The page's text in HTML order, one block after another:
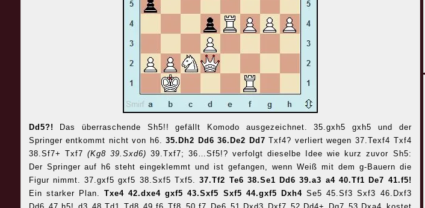
Dd5?!
Das überraschende Sh5!! gefällt Komodo ausgezeichnet. 35.gxh5 gxh5 und der
Springer entkommt nicht von h6.35.Dh2 Dd6 36.De2 Dd7Txf4? verliert wegen 37.Texf4 Txf4
38.Sf7+ Txf7 (Kg8 39.Sxd6) 39.Txf7; 36…Sf5!? verfolgt dieselbe Idee wie kurz zuvor Sh5:
Der Springer auf h6 steht eingeklemmt und ist gefangen, wenn Weiß mit dem g-Bauern die
Figur nimmt.37.gxf5 gxf5 38.Sxf5 Txf5.37.Tf2 Te6 38.Se1 Dd6 39.a3 a4 40.Tf1 De7 41.f5!
Ein starker Plan.Txe4 42.dxe4 gxf5 43.Sxf5 Sxf5 44.gxf5 Dxh4Se5 45.Sf3 Sxf3 46.Dxf3